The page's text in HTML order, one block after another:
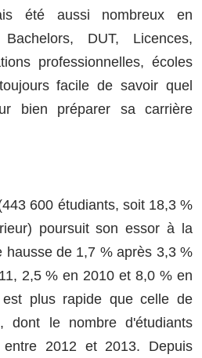
été aussi nombreux en
DUT, Licences,
professionnelles, écoles
facile de savoir quel
bien préparer sa carrière
600 étudiants, soit 18,3 %
poursuit son essor à la
hausse de 1,7 % après 3,3 %
2,5 % en 2010 et 8,0 % en
plus rapide que celle de
dont le nombre d'étudiants
2012 et 2013. Depuis